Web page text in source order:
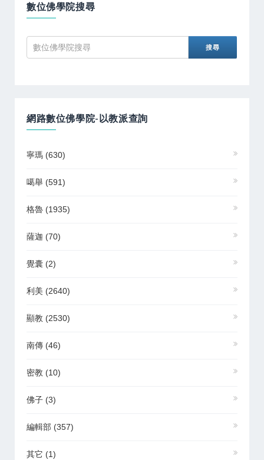
數位佛學院搜尋
網路數位佛學院-以教派查詢
寧瑪 (630)
噶舉 (591)
格魯 (1935)
薩迦 (70)
覺囊 (2)
利美 (2640)
顯教 (2530)
南傳 (46)
密教 (10)
佛子 (3)
編輯部 (357)
其它 (1)